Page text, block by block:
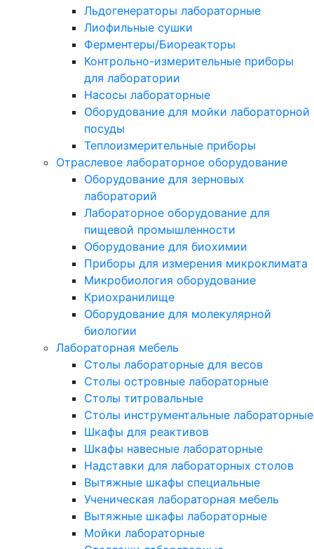
Льдогенераторы лабораторные
Лиофильные сушки
Ферментеры/Биореакторы
Контрольно-измерительные приборы
для лаборатории
Насосы лабораторные
Оборудование для мойки лабораторной
посуды
Теплоизмерительные приборы
Отраслевое лабораторное оборудование
Оборудование для зерновых
лабораторий
Лабораторное оборудование для
пищевой промышленности
Оборудование для биохимии
Приборы для измерения микроклимата
Микробиология оборудование
Криохранилище
Оборудование для молекулярной
биологии
Лабораторная мебель
Столы лабораторные для весов
Столы островные лабораторные
Столы титровальные
Столы инструментальные лабораторные
Шкафы для реактивов
Шкафы навесные лабораторные
Надставки для лабораторных столов
Вытяжные шкафы специальные
Ученическая лабораторная мебель
Вытяжные шкафы лабораторные
Мойки лабораторные